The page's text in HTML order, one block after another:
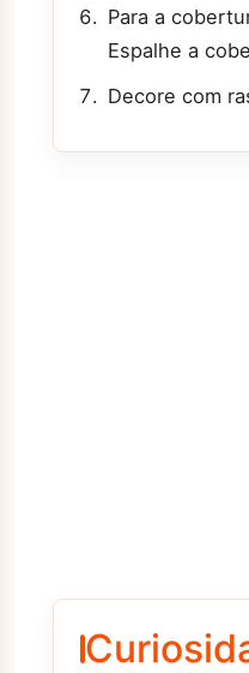
Para a
Espalhe a
Decore com